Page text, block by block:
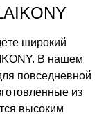
широкий
В нашем
повседневной
из
высоким